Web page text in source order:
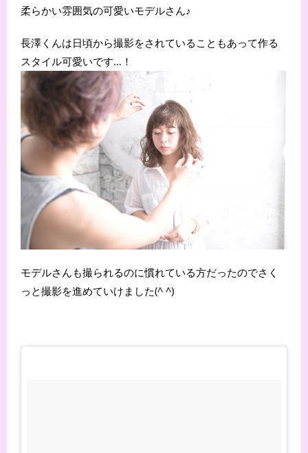
柔らかい雰囲気の可愛いモデルさん♪
長澤くんは日頃から撮影をされていることもあって作る
スタイル可愛いです…！
モデルさんも撮られるのに慣れている方だったのでさく
っと撮影を進めていけました(^ ^)